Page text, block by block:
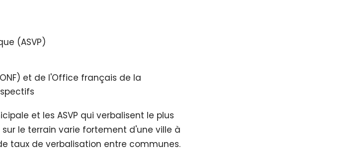
(ASVP)
et de l'Office français de la
et les ASVP qui verbalisent le plus
le terrain varie fortement d'une ville à
taux de verbalisation entre communes.